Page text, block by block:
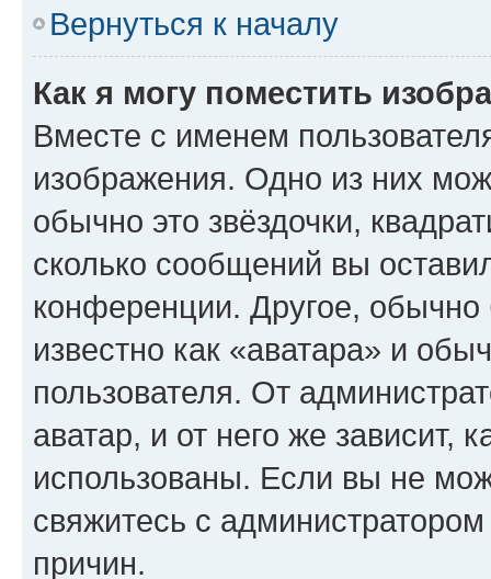
Вернуться к началу
Как я могу поместить
Вместе с именем
изображения. Одно из них
обычно это звёздочки,
сколько сообщений вы
конференции. Другое,
известно как «аватара» и
пользователя. От
аватар, и от него же зависит,
использованы. Если вы не
свяжитесь с
причин.